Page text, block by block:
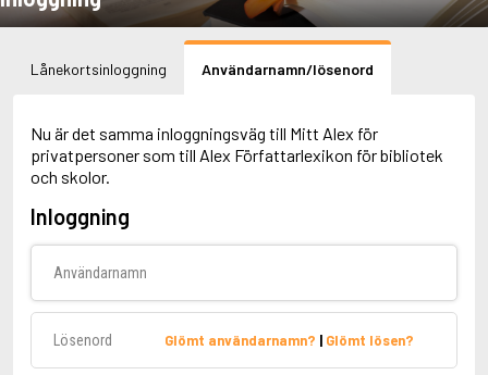
Lånekortsinloggning Användarnamn/lösenord
Nu är det samma inloggningsväg till Mitt Alex för
privatpersoner som till Alex Författarlexikon för bibliotek
och skolor.
Inloggning
Glömt användarnamn? | Glömt lösen?